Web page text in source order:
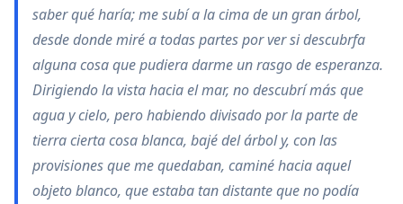
saber qué haría; me subí a la cima de un gran árbol,
desde donde miré a todas partes por ver si descubrfa
alguna cosa que pudiera darme un rasgo de esperanza.
Dirigiendo la vista hacia el mar, no descubrí más que
agua y cielo, pero habiendo divisado por la parte de
tierra cierta cosa blanca, bajé del árbol y, con las
provisiones que me quedaban, ca­miné hacia aquel
objeto blanco, que esta­ba tan distante que no podía